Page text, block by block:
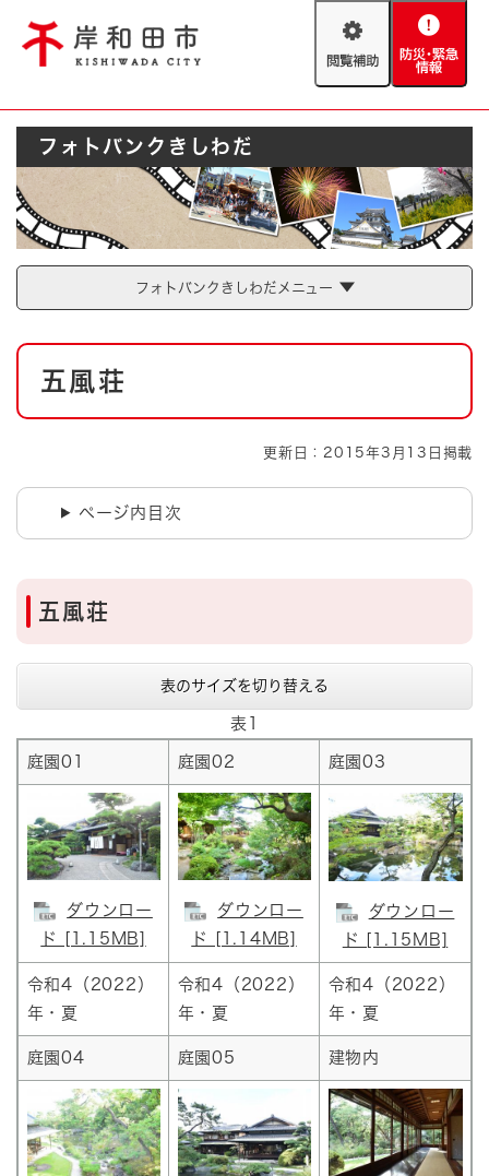
閲
助
防
緊
情
報
Foreign language
やさしい日本語
防災・緊急情報
ハザードマップ AED設置箇所
とじる
フォトバンクきしわだ
フォトバンクきしわだメニュー
本
五風荘
更新日：2015年3月13日掲載
ページ内目次
五風荘
表のサイズを切り替える
表1
庭園01 庭園02 庭園03
ダウンロー
ド [1.15MB]
ダウンロー
ド [1.14MB]
ダウンロー
ド [1.15MB]
令和4（2022）
年・夏
令和4（2022）
年・夏
令和4（2022）
年・夏
庭園04 庭園05 建物内